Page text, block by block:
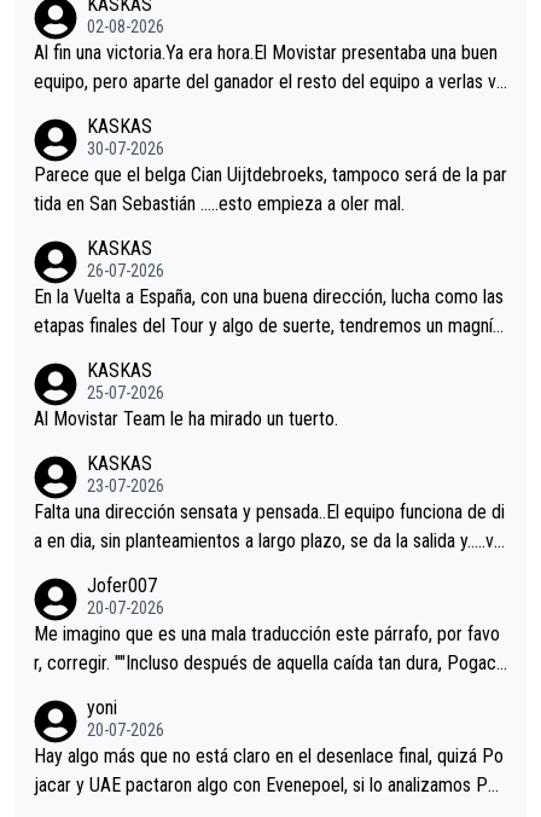
02-08-2026
Al fin una victoria.Ya era hora.El Movistar presentaba una buen
equipo, pero aparte del ganador el resto del equipo a verlas ve
s.La única buena noticia es la mejoría de Enric Más en San Seb
astian.Si en la Vuelta a Burgos sigue la mejoría, podríamos ten
er alguna sorpresa en la Vuelta.Ojalá.
KASKAS
30-07-2026
Parece que el belga Cian Uijtdebroeks, tampoco será de la par
tida en San Sebastián …..esto empieza a oler mal.
KASKAS
26-07-2026
En la Vuelta a España, con una buena dirección, lucha como las
etapas finales del Tour y algo de suerte, tendremos un magnífi
KASKAS
25-07-2026
Al Movistar Team le ha mirado un tuerto.
KASKAS
23-07-2026
Falta una dirección sensata y pensada..El equipo funciona de di
a en dia, sin planteamientos a largo plazo, se da la salida y…..ve
Minguez, Velez etc etc.Me da pena vivir estos momentos tan
tristes sin victorias.
Jofer007
20-07-2026
Me imagino que es una mala traducción este párrafo, por favo
r, corregir. ""Incluso después de aquella caída tan dura, Pogaca
permaneció pegado a su rueda. Parecía increíble la forma en l
a que era capaz de controlar el miedo", recordó."
yoni
20-07-2026
Hay algo más que no está claro en el desenlace final, quizá Po
jacar y UAE pactaron algo con Evenepoel, si lo analizamos Poj